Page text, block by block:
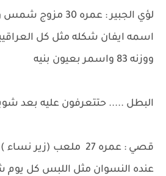
لؤي الجبير : عمره
ووزنه 83 واسمر بعيون بنيه
البطل ..... حتتعرفون عليه بعد
قصي : عمره 27 ملعب